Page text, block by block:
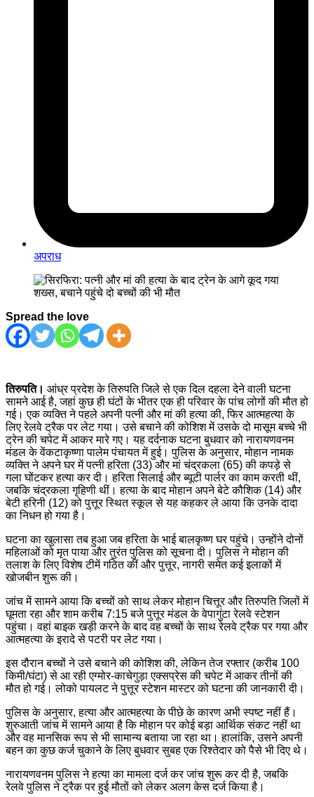
अपराध
Spread the love
तिरुपति। आंध्र प्रदेश के तिरुपति जिले से एक दिल दहला देने वाली घटना
सामने आई है, जहां कुछ ही घंटों के भीतर एक ही परिवार के पांच लोगों की मौत हो
गई। एक व्यक्ति ने पहले अपनी पत्नी और मां की हत्या की, फिर आत्महत्या के
लिए रेलवे ट्रैक पर लेट गया। उसे बचाने की कोशिश में उसके दो मासूम बच्चे भी
ट्रेन की चपेट में आकर मारे गए। यह दर्दनाक घटना बुधवार को नारायणवनम
मंडल के वेंकटाकृष्णा पालेम पंचायत में हुई। पुलिस के अनुसार, मोहान नामक
व्यक्ति ने अपने घर में पत्नी हरिता (33) और मां चंद्रकला (65) की कपड़े से
गला घोंटकर हत्या कर दी। हरिता सिलाई और ब्यूटी पार्लर का काम करती थीं,
जबकि चंद्रकला गृहिणी थीं। हत्या के बाद मोहान अपने बेटे कौशिक (14) और
बेटी हरिनी (12) को पुत्तूर स्थित स्कूल से यह कहकर ले आया कि उनके दादा
का निधन हो गया है।
घटना का खुलासा तब हुआ जब हरिता के भाई बालकृष्ण घर पहुंचे। उन्होंने दोनों
महिलाओं को मृत पाया और तुरंत पुलिस को सूचना दी। पुलिस ने मोहान की
तलाश के लिए विशेष टीमें गठित कीं और पुत्तूर, नागरी समेत कई इलाकों में
खोजबीन शुरू की।
जांच में सामने आया कि बच्चों को साथ लेकर मोहान चित्तूर और तिरुपति जिलों में
घूमता रहा और शाम करीब 7:15 बजे पुत्तूर मंडल के वेपागुंटा रेलवे स्टेशन
पहुंचा। वहां बाइक खड़ी करने के बाद वह बच्चों के साथ रेलवे ट्रैक पर गया और
आत्महत्या के इरादे से पटरी पर लेट गया।
इस दौरान बच्चों ने उसे बचाने की कोशिश की, लेकिन तेज रफ्तार (करीब 100
किमी/घंटा) से आ रही एग्मोर-काचेगुड़ा एक्सप्रेस की चपेट में आकर तीनों की
मौत हो गई। लोको पायलट ने पुत्तूर स्टेशन मास्टर को घटना की जानकारी दी।
पुलिस के अनुसार, हत्या और आत्महत्या के पीछे के कारण अभी स्पष्ट नहीं हैं।
शुरुआती जांच में सामने आया है कि मोहान पर कोई बड़ा आर्थिक संकट नहीं था
और वह मानसिक रूप से भी सामान्य बताया जा रहा था। हालांकि, उसने अपनी
बहन का कुछ कर्ज चुकाने के लिए बुधवार सुबह एक रिश्तेदार को पैसे भी दिए थे।
नारायणवनम पुलिस ने हत्या का मामला दर्ज कर जांच शुरू कर दी है, जबकि
रेलवे पुलिस ने ट्रैक पर हुई मौतों को लेकर अलग केस दर्ज किया है।